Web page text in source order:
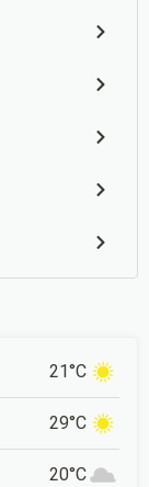
21°C
29°C
20°C